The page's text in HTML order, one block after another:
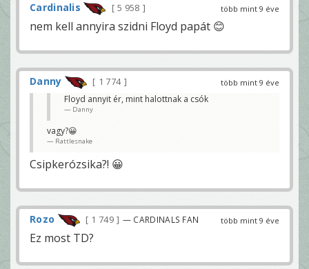
több mint 9 éve
Cardinalis 5 958
nem kell annyira szidni Floyd papát 😊
több mint 9 éve
Danny
1 774
Floyd annyit ér, mint halottnak a csók
Danny
vagy?😀
Rattlesnake
Csipkerózsika?! 😀
több mint 9 éve
Rozo 1 749 — CARDINALS FAN
Ez most TD?